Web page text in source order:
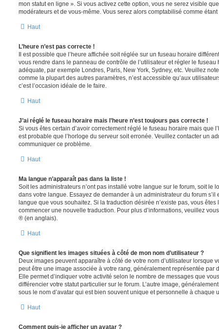
mon statut en ligne ». Si vous activez cette option, vous ne serez visible
modérateurs et de vous-même. Vous serez alors comptabilisé comme
Haut
L’heure n’est pas correcte !
Il est possible que l’heure affichée soit réglée sur un fuseau horaire
vous rendre dans le panneau de contrôle de l’utilisateur et régler le
adéquate, par exemple Londres, Paris, New York, Sydney, etc. Veuillez
comme la plupart des autres paramètres, n’est accessible qu’aux
c’est l’occasion idéale de le faire.
Haut
J’ai réglé le fuseau horaire mais l’heure n’est toujours pas correcte !
Si vous êtes certain d’avoir correctement réglé le fuseau horaire mais que
est probable que l’horloge du serveur soit erronée. Veuillez contacter un
communiquer ce problème.
Haut
Ma langue n’apparaît pas dans la liste !
Soit les administrateurs n’ont pas installé votre langue sur le forum, soit le
dans votre langue. Essayez de demander à un administrateur du forum s’il
langue que vous souhaitez. Si la traduction désirée n’existe pas, vous
commencer une nouvelle traduction. Pour plus d’informations, veuillez
® (en anglais).
Haut
Que signifient les images situées à côté de mon nom d’utilisateur ?
Deux images peuvent apparaître à côté de votre nom d’utilisateur lorsque
peut être une image associée à votre rang, généralement représentée par
Elle permet d’indiquer votre activité selon le nombre de messages que
différencier votre statut particulier sur le forum. L’autre image,
sous le nom d’avatar qui est bien souvent unique et personnelle à chaque
Haut
Comment puis-je afficher un avatar ?